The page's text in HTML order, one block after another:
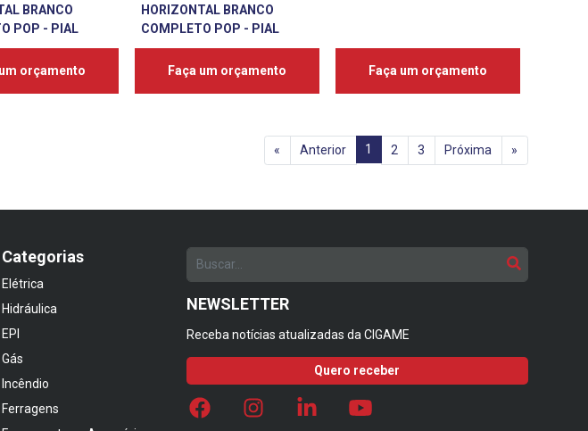
BRANCO
POP - PIAL
orçamento
HORIZONTAL BRANCO
COMPLETO POP - PIAL
Faça um orçamento Faça um orçamento
« Anterior 1 2 3 Próxima »
Categorias
Elétrica
Hidráulica
EPI
Gás
Incêndio
Ferragens
NEWSLETTER
Receba notícias atualizadas da CIGAME
Quero receber